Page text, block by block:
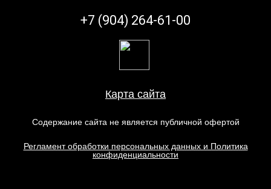
+7 (904) 264-61-00
Карта сайта
Содержание сайта не является публичной офертой
Регламент обработки персональных данных и Политика
конфиденциальности